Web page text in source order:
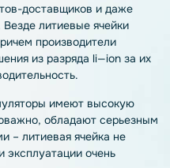
доставщиков и даже
Везде литиевые ячейки
производители
из разряда li—ion за их
имеют высокую
обладают серьезным
– литиевая ячейка не
эксплуатации очень